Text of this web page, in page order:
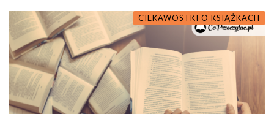
CIEKAWOSTKI O KSIĄŻKACH